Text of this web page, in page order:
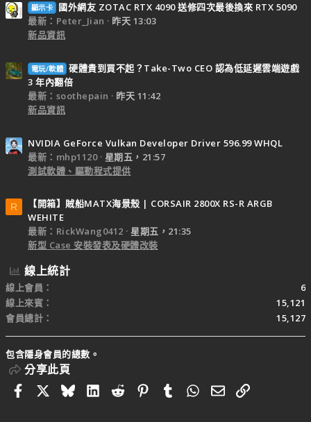
顯示卡
國外網友 ZOTAC RTX 4090 送修四次最後換來 RTX 5090
最新：Peter_Jian
昨天 13:03
新品資訊
電玩/軟體 硬體貴到買不起？Take-Two CEO 認為低延遲雲端遊戲
3 年內翻倍
最新：soothepain
昨天 11:42
新品資訊
NVIDIA GeForce Vulkan Developer Driver 596.99 WHQL
最新：mhp1120
星期五，21:57
測試軟體、驅動程式提供
R
【開箱】賊船MATX海景殼 | CORSAIR 2800X RS-R ARGB
WEHITE
最新：RickWang0412
星期五，21:35
新型 Case 安裝發表及硬體改裝
線上統計
線上會員
6
線上來賓
15,121
會員總計
15,127
包含隱身會員的總數。
分享此頁
FacebookBlueskyLinkedIn
RedditPinterestTumblrWhatsApp
電子郵件
連結